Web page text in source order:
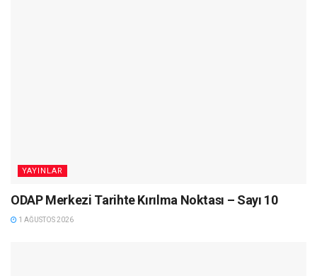
YAYINLAR
ODAP Merkezi Tarihte Kırılma Noktası – Sayı 10
1 AĞUSTOS 2026